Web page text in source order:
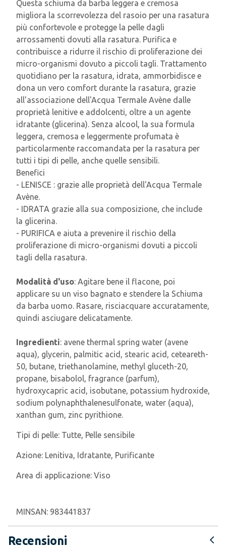
Questa schiuma da barba leggera e cremosa
migliora la scorrevolezza del rasoio per una rasatura
più confortevole e protegge la pelle dagli
arrossamenti dovuti alla rasatura. Purifica e
contribuisce a ridurre il rischio di proliferazione dei
micro-organismi dovuto a piccoli tagli. Trattamento
quotidiano per la rasatura, idrata, ammorbidisce e
dona un vero comfort durante la rasatura, grazie
all'associazione dell'Acqua Termale Avène dalle
proprietà lenitive e addolcenti, oltre a un agente
idratante (glicerina). Senza alcool, la sua formula
leggera, cremosa e leggermente profumata è
particolarmente raccomandata per la rasatura per
tutti i tipi di pelle, anche quelle sensibili.
Benefici
- LENISCE : grazie alle proprietà dell'Acqua Termale
Avène.
- IDRATA grazie alla sua composizione, che include
la glicerina.
- PURIFICA e aiuta a prevenire il rischio della
proliferazione di micro-organismi dovuti a piccoli
tagli della rasatura.
Modalità d'uso: Agitare bene il flacone, poi
applicare su un viso bagnato e stendere la Schiuma
da barba uomo. Rasare, risciacquare accuratamente,
quindi asciugare delicatamente.
Ingredienti: avene thermal spring water (avene
aqua), glycerin, palmitic acid, stearic acid, ceteareth-
50, butane, triethanolamine, methyl gluceth-20,
propane, bisabolol, fragrance (parfum),
hydroxycapric acid, isobutane, potassium hydroxide,
sodium polynaphthalenesulfonate, water (aqua),
xanthan gum, zinc pyrithione.
Tipi di pelle: Tutte, Pelle sensibile
Azione: Lenitiva, Idratante, Purificante
Area di applicazione: Viso
MINSAN: 983441837
Recensioni